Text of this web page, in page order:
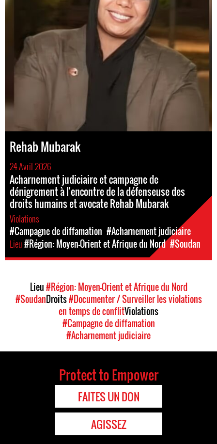
Rehab Mubarak
24 Avril 2026
Acharnement judiciaire et campagne de
dénigrement à l'encontre de la défenseuse des
droits humains et avocate Rehab Mubarak
Violations
#Campagne de diffamation #Acharnement judiciaire
Lieu#Région: Moyen-Orient et Afrique du Nord #Soudan
Lieu#Région: Moyen-Orient et Afrique du Nord
#SoudanDroits#Documenter / Surveiller les violations
en temps de conflitViolations
#Campagne de diffamation
#Acharnement judiciaire
Protect to Empower
FAITES UN DON
AGISSEZ